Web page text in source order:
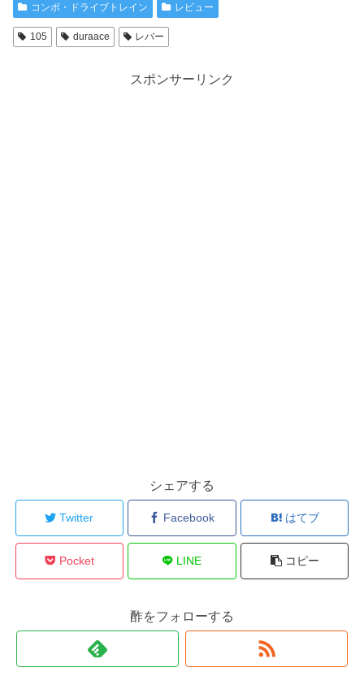
コンポ・ドライブトレイン レビュー
105 duraace レバー
スポンサーリンク
シェアする
Twitter Facebook はてブ
Pocket LINE コピー
酢をフォローする